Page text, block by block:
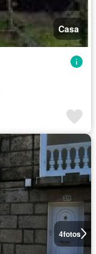
Casa
4fotos